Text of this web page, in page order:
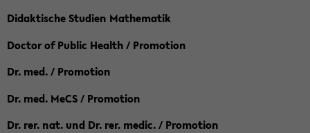
Didaktische Studien Mathematik
Doctor of Public Health / Promotion
Dr. med. / Promotion
Dr. med. MeCS / Promotion
Dr. rer. nat. und Dr. rer. medic. / Promotion